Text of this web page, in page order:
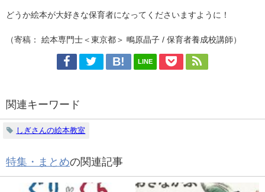
どうか絵本が大好きな保育者になってくださいますように！
（寄稿： 絵本専門士＜東京都＞ 鴫原晶子 / 保育者養成校講師）
LINE
関連キーワード
しぎさんの絵本教室
特集・まとめの関連記事